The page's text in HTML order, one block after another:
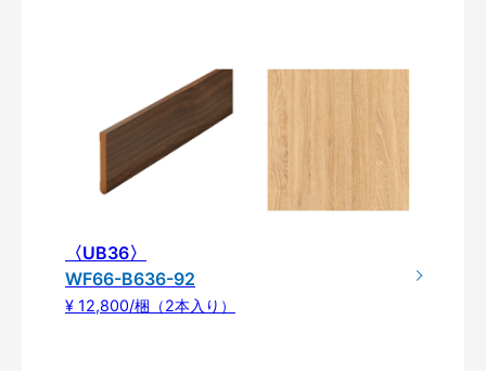
〈UB36〉
WF66-B636-92
¥ 12,800/梱（2本入り）